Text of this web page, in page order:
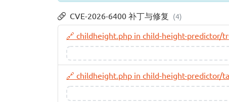
CVE-2026-6400 补丁与修复 (4)
🔗 childheight.php in child-height-predictor/
🔗 childheight.php in child-height-predictor/